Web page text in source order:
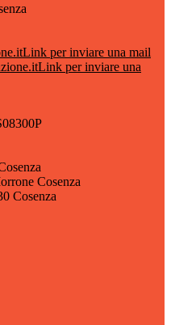
Link per inviare una mail
Link per inviare una
Cosenza
Cosenza